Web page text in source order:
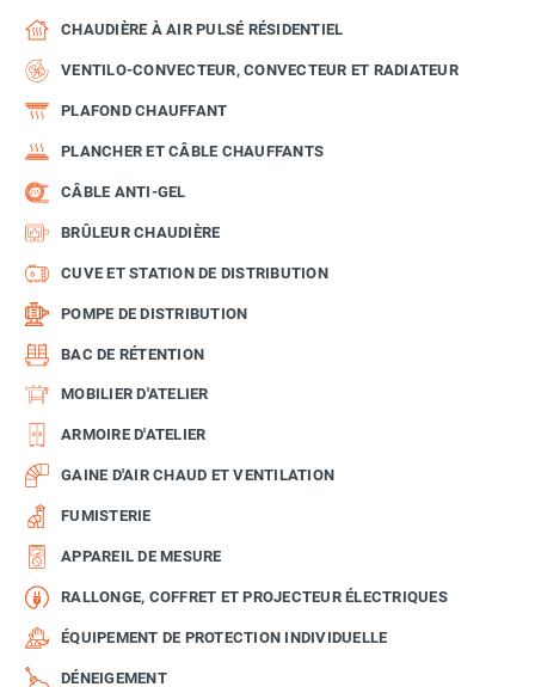
CHAUDIÈRE À AIR PULSÉ RÉSIDENTIEL
VENTILO-CONVECTEUR, CONVECTEUR ET RADIATEUR
PLAFOND CHAUFFANT
PLANCHER ET CÂBLE CHAUFFANTS
CÂBLE ANTI-GEL
BRÛLEUR CHAUDIÈRE
CUVE ET STATION DE DISTRIBUTION
POMPE DE DISTRIBUTION
BAC DE RÉTENTION
MOBILIER D'ATELIER
ARMOIRE D'ATELIER
GAINE D'AIR CHAUD ET VENTILATION
FUMISTERIE
APPAREIL DE MESURE
RALLONGE, COFFRET ET PROJECTEUR ÉLECTRIQUES
ÉQUIPEMENT DE PROTECTION INDIVIDUELLE
DÉNEIGEMENT